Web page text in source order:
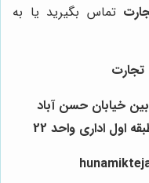
تماس بگیرید یا به
تجارت
خیابان حسن آباد
اول اداری واحد 22